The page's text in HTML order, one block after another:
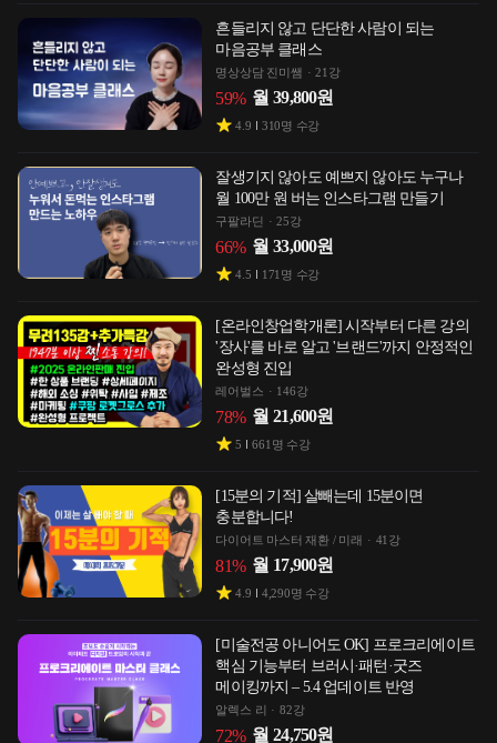
흔들리지 않고 단단한 사람이 되는
마음공부 클래스
명상상담 진미쌤 21강
59% 월 39,800원
4.9 310명 수강
잘생기지 않아도 예쁘지 않아도 누구나
월 100만 원 버는 인스타그램 만들기
구팔라딘 25강
66% 월 33,000원
4.5 171 명 수강
[온라인창업학개론] 시작부터 다른 강의
'장사'를 바로 알고 '브랜드'까지 안정적인
완성형 진입
레어벌스 146강
78% 월 21,600원
5 661 명 수강
[15분의 기적] 살빼는데 15분이면
충분합니다!
다이어트 마스터 재환 / 미래 41강
81% 월 17,900원
4.9 4,290명 수강
[미술전공 아니어도 OK] 프로크리에이트
핵심 기능부터 브러시·패턴·굿즈
메이킹까지 – 5.4 업데이트 반영
알렉스 리 82강
72% 월 24,750원